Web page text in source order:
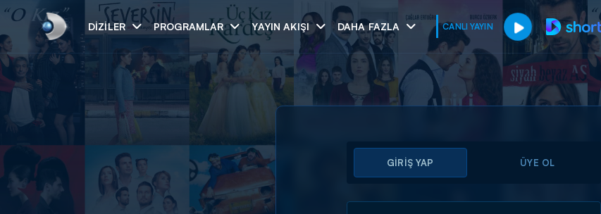
DIZILER PROGRAMLAR YAYIN AKIŞI DAHA FAZLA CANLI YAYIN
Arama
GİRİŞ YAP ÜYE OL